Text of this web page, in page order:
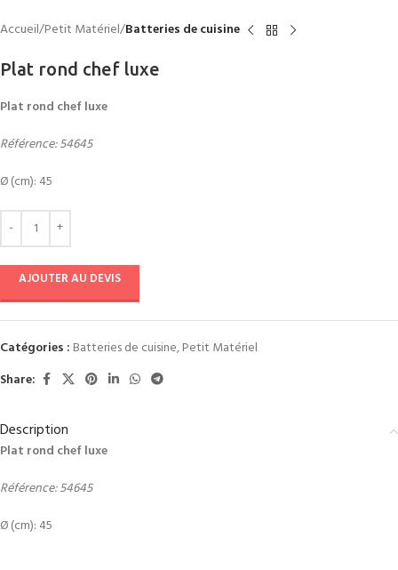
Accueil Petit Matériel Batteries de cuisine
Plat rond chef luxe
Plat rond chef luxe
Référence: 54645
Ø (cm): 45
AJOUTER AU DEVIS
Catégories : Batteries de cuisine,Petit Matériel
Share:
Description
Plat rond chef luxe
Référence: 54645
Ø (cm): 45